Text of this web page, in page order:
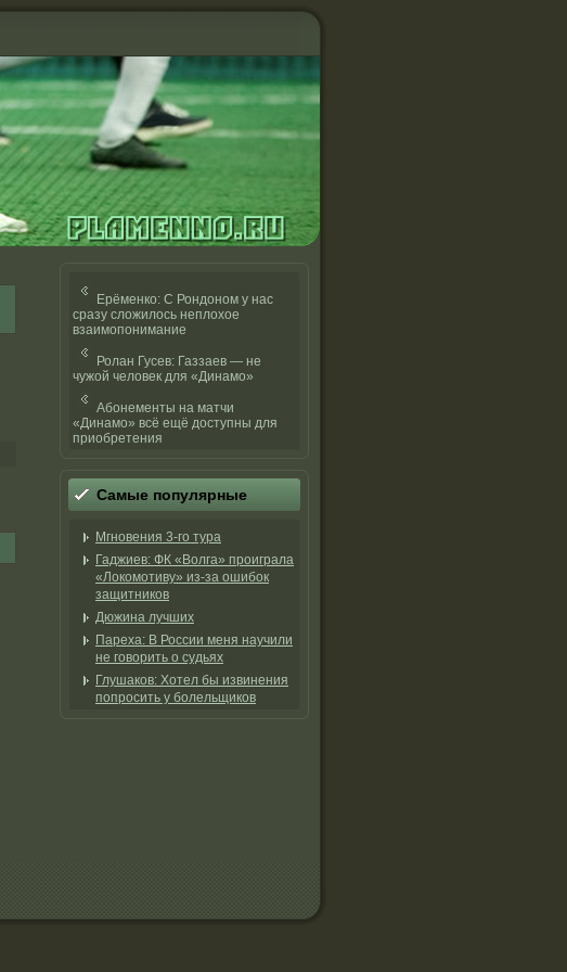
Ерёменко: С Рондоном у нас
сразу сложилось неплохое
взаимопонимание
Ролан Гусев: Газзаев — не
чужой человек для «Динамо»
Абонементы на матчи
«Динамо» всё ещё доступны для
приобретения
Самые популярные
Мгновения 3-го тура
Гаджиев: ФК «Волга» проиграла
«Локомотиву» из-за ошибок
защитников
Дюжина лучших
Пареха: В России меня научили
не говорить о судьях
Глушаков: Хотел бы извинения
попросить у болельщиков